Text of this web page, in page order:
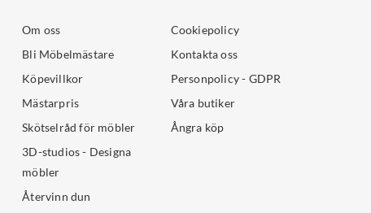
Om oss
Bli Möbelmästare
Köpevillkor
Mästarpris
Skötselråd för möbler
3D-studios - Designa
möbler
Återvinn dun
Cookiepolicy
Kontakta oss
Personpolicy - GDPR
Våra butiker
Ångra köp